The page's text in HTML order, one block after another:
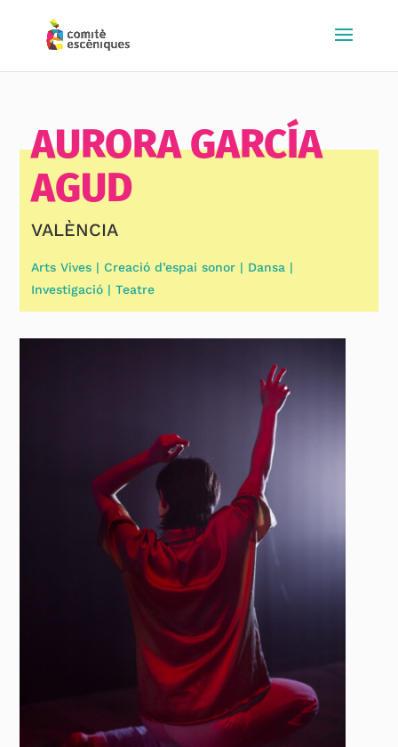
AURORA GARCÍA
AGUD
VALÈNCIA
Arts Vives | Creació d’espai sonor | Dansa |
Investigació | Teatre